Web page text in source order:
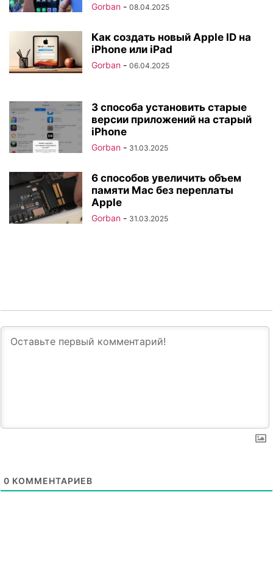
Gorban - 08.04.2025
Как создать новый Apple ID на
iPhone или iPad
Gorban - 06.04.2025
3 способа установить старые
версии приложений на старый
iPhone
Gorban - 31.03.2025
6 способов увеличить объем
памяти Mac без переплаты
Apple
Gorban - 31.03.2025
0 КОММЕНТАРИЕВ